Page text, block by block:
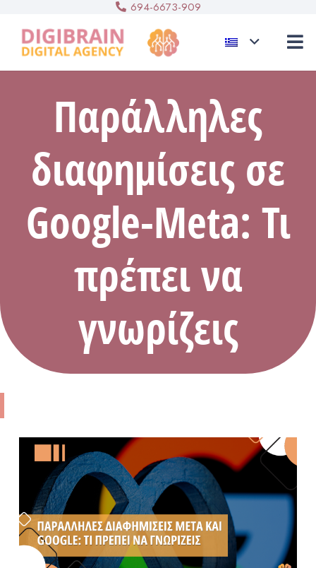
694-6673-909
Παράλληλες
διαφημίσεις σε
Google-Meta: Τι
πρέπει να
γνωρίζεις